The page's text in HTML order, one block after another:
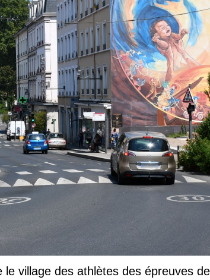
village des athlètes des épreuves